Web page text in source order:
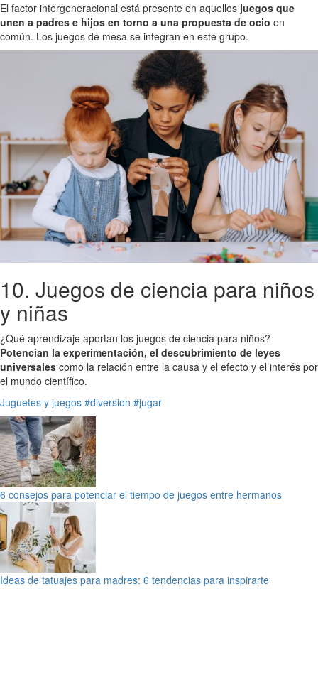
El factor intergeneracional está presente en aquellos juegos que
unen a padres e hijos en torno a una propuesta de ocio en
común. Los juegos de mesa se integran en este grupo.
10. Juegos de ciencia para niños
y niñas
¿Qué aprendizaje aportan los juegos de ciencia para niños?
Potencian la experimentación, el descubrimiento de leyes
universales como la relación entre la causa y el efecto y el interés por
el mundo científico.
Juguetes y juegos #diversion #jugar
6 consejos para potenciar el tiempo de juegos entre hermanos
Ideas de tatuajes para madres: 6 tendencias para inspirarte